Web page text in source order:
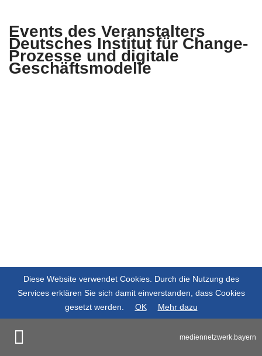
Events des Veranstalters
Deutsches Institut für Change-
Prozesse und digitale
Geschäftsmodelle
mediennetzwerk.bayern
Diese Website verwendet Cookies. Durch die Nutzung des
Services erklären Sie sich damit einverstanden, dass Cookies
gesetzt werden.
OK Mehr dazu